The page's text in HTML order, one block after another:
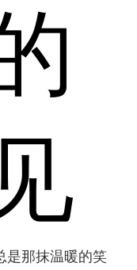
是那抹温暖的笑